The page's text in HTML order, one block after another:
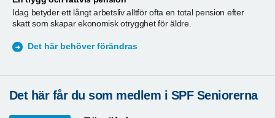
Idag betyder ett långt arbetsliv alltför ofta en total pension efter
skatt som skapar ekonomisk otrygghet för äldre.
Det här behöver förändras
Det här får du som medlem i SPF Seniorerna